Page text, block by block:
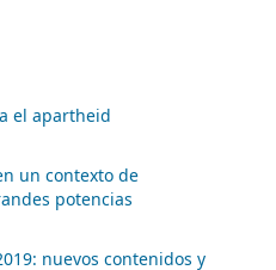
el apartheid
un contexto de
potencias
nuevos contenidos y